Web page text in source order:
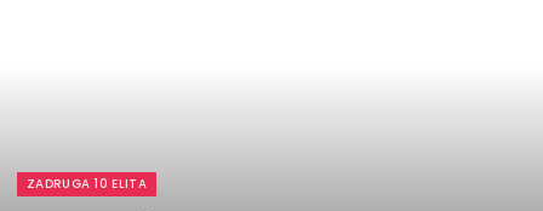
ZADRUGA 10 ELITA